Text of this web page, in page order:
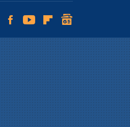
InstagramFacebookYoutubeFlipboard